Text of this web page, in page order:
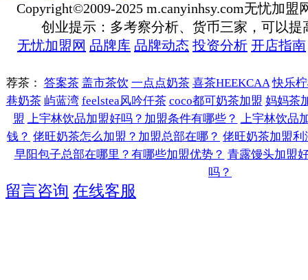
Copyright©2009-2025 m.canyinhsy.com无忧加盟
创业提示：多考察分析、货币三家，可以提
无忧加盟网 品牌库 品牌动态 投资分析 开店指南
荐茶： 答案茶 盖市茶饮 一点点奶茶 喜茶HEEKCAA 快乐
巷奶茶 屿蓝湾 feelstea风吟仟茶 coco都可奶茶加盟 妈妈茶
盟 上宇林饮品加盟好吗？加盟条件有哪些？ 上宇林饮品
钱？ 佬旺奶茶怎么加盟？加盟总部在哪？ 佬旺奶茶加盟
早阳包子总部在哪里？有哪些加盟优势？ 青露馒头加盟
吗？
留言咨询 在线客服